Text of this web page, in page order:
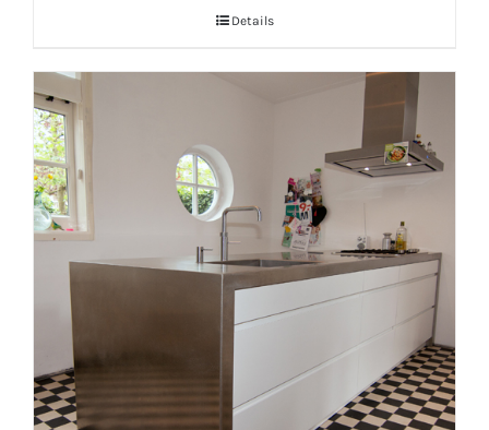
Details